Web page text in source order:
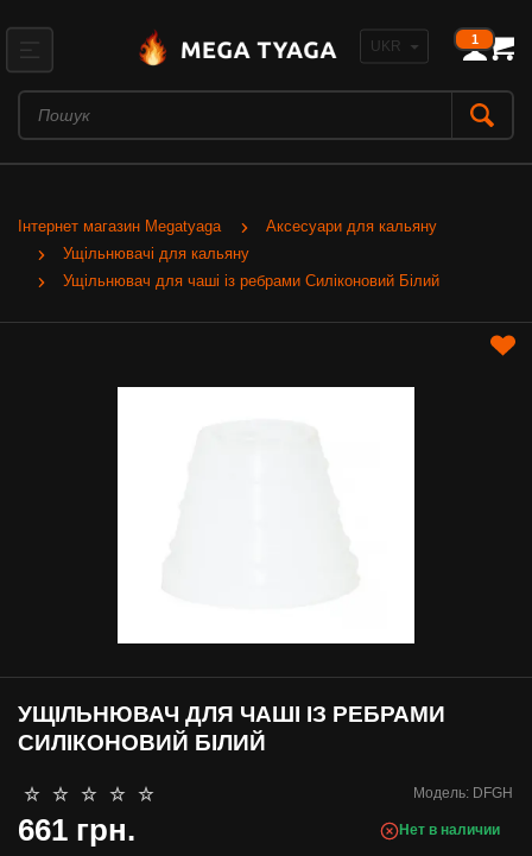
1
Інтернет магазин Megatyaga
Аксесуари для кальяну
Ущільнювачі для кальяну
Ущільнювач для чаші із ребрами Силіконовий Білий
Модель: DFGH
УЩІЛЬНЮВАЧ ДЛЯ ЧАШІ ІЗ РЕБРАМИ
СИЛІКОНОВИЙ БІЛИЙ
Нет в наличии
661 грн.